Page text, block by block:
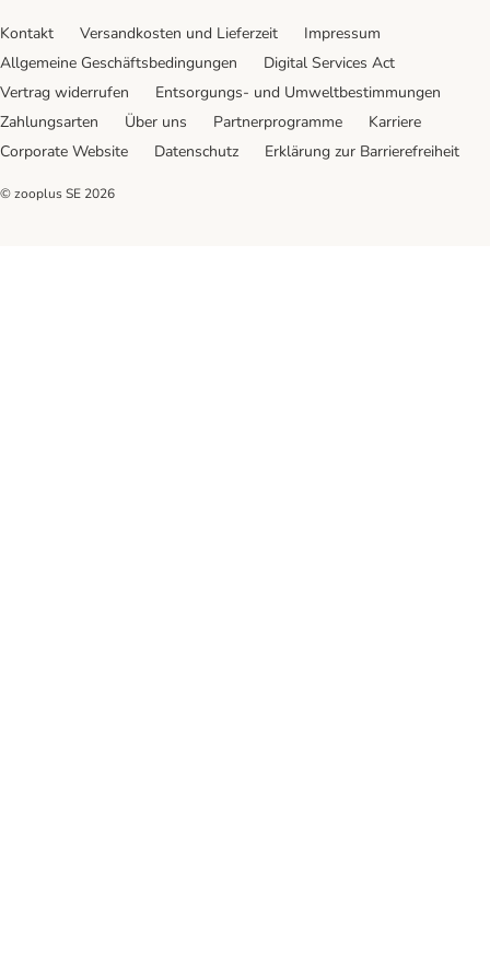
Kontakt Versandkosten und Lieferzeit
Impressum
Allgemeine Geschäftsbedingungen
Digital Services Act
Vertrag widerrufen
Entsorgungs- und Umweltbestimmungen
Zahlungsarten
Über uns Partnerprogramme
Karriere
Corporate Website
Datenschutz Erklärung zur Barrierefreiheit
© zooplus SE 2026